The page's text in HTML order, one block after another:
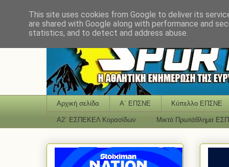
Αρχική σελίδα Α΄ ΕΠΣΝΕ Κύπελλο ΕΠΣΝΕ
Α2΄ ΕΣΠΕΚΕΛ Κορασίδων Μικτό Πρωτάθλημα
This site uses cookies from Google to deliver its
are shared with Google along with performance and
statistics, and to detect and address abuse.